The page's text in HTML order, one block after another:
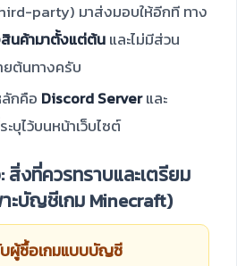
party) มาส่งมอบให้อีกที ทาง
สินค้ามาตั้งแต่ต้นและไม่มีส่วน
ยต้นทางครับ
กคือ Discord Serverและ
ะบุไว้บนหน้าเว็บไซต์
สิ่งที่ควรทราบและเตรียม
ะบัญชีเกม Minecraft)
ผู้ซื้อเกมแบบบัญชี